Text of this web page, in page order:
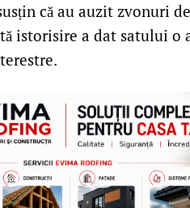
că au auzit zvonuri
istorisire a dat satului o